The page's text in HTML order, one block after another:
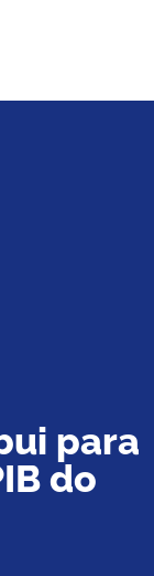
para
do